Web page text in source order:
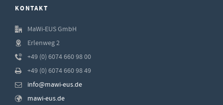
KONTAKT
MaWi-EUS GmbH
Erlenweg 2
+49 (0) 6074 660 98 00
+49 (0) 6074 660 98 49
info@mawi-eus.de
mawi-eus.de